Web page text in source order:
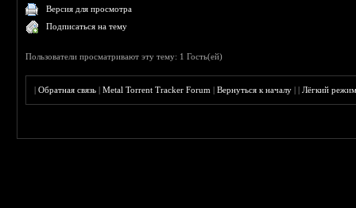
Версия для просмотра
Подписаться на тему
Пользователи просматривают эту тему: 1 Гость(ей)
|Обратная связь |Metal Torrent Tracker Forum |Вернуться к началу ||Лёгкий